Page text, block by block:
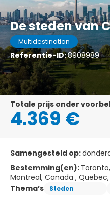
De steden van
Multidestination
Referentie-ID:8908989
Totale prijs onder
4.369 €
Samengesteld op:
Bestemming(en):
Montreal, Canada ,
Thema’s
Steden